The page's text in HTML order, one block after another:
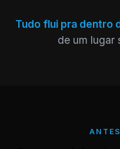
Tudo flui pra dentro
de um lugar